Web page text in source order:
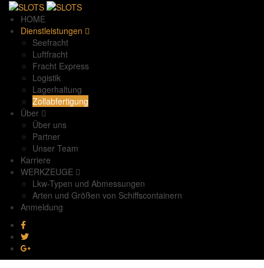
HOME
Dienstleistungen
Seefracht
Luftfracht
Fracht Express
Logistik
Lagerhaltung
Zollabfertigung
Über
Über uns
Partner
Unser Team
Karriere
WERKZEUGE
Lkw-Typen und Abmessungen
Arten und Größen von Schiffscontainern
Anmeldung